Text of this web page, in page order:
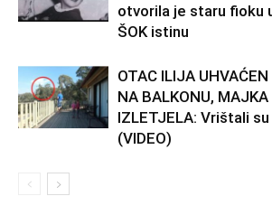
otvorila je staru fioku
ŠOK istinu
OTAC ILIJA
NA BALKONU, MAJKA
IZLETJELA: Vrištali
(VIDEO)